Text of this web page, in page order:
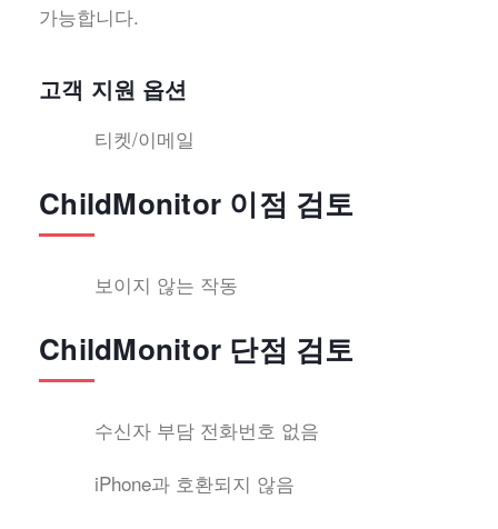
가능합니다.
고객 지원 옵션
티켓/이메일
ChildMonitor 이점 검토
보이지 않는 작동
ChildMonitor 단점 검토
수신자 부담 전화번호 없음
iPhone과 호환되지 않음